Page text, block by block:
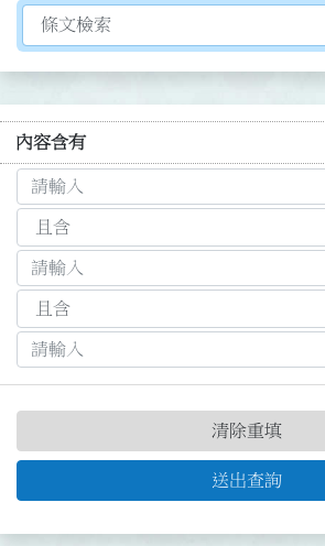
切換選擇法規資訊內容
內容含有
送出查詢
清除重填